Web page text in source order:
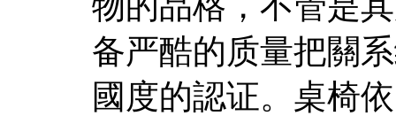
备严酷的质量把關
國度的認证。桌椅